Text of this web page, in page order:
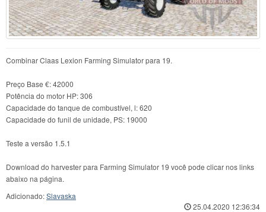
Combinar Claas Lexion Farming Simulator para 19.
Preço Base €: 42000
Potência do motor HP: 306
Capacidade do tanque de combustível, l: 620
Capacidade do funil de unidade, PS: 19000
Teste a versão 1.5.1
Download do harvester para Farming Simulator 19 você pode clicar nos links
abaixo na página.
Adicionado:Slavaska
25.04.2020 12:36:34